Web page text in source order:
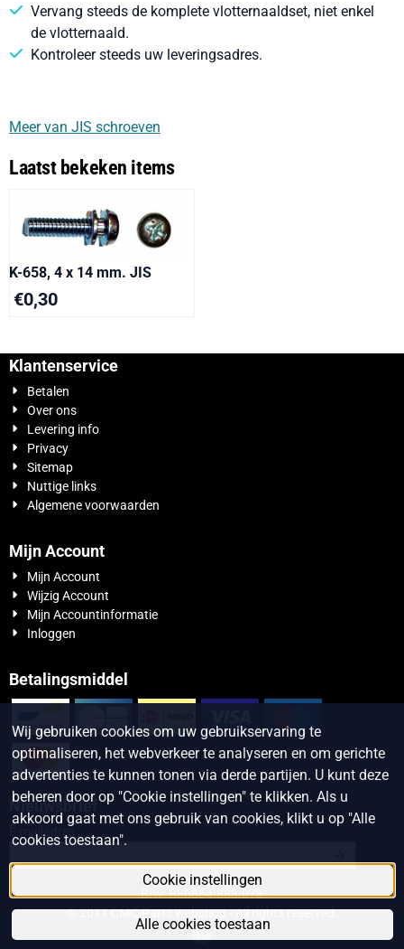
Vervang steeds de komplete vlotternaaldset, niet enkel
de vlotternaald.
Kontroleer steeds uw leveringsadres.
Meer van JIS schroeven
Laatst bekeken items
K-658, 4 x 14 mm. JIS
€0,30
Klantenservice
Betalen
Over ons
Levering info
Privacy
Sitemap
Nuttige links
Algemene voorwaarden
Mijn Account
Mijn Account
Wijzig Account
Mijn Accountinformatie
Inloggen
Betalingsmiddel
Nieuwsbrief
E-mailadres Vul je e-mailadres in voor de nieuwsbrief
Btw: BE0864.883.078
© 2011 CMC-Parts webshop - All rights reserved.
Wij gebruiken cookies om uw gebruikservaring te
optimaliseren, het webverkeer te analyseren en om gerichte
advertenties te kunnen tonen via derde partijen. U kunt deze
beheren door op "Cookie instellingen" te klikken. Als u
akkoord gaat met ons gebruik van cookies, klikt u op "Alle
cookies toestaan".
Cookie instellingen
Alle cookies toestaan